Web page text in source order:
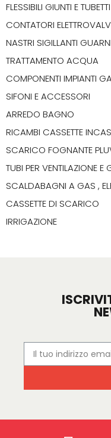
FLESSIBILI GIUNTI E
CONTATORI
NASTRI SIGILLANTI
TRATTAMENTO ACQUA
COMPONENTI IMPIANTI
SIFONI E ACCESSORI
ARREDO BAGNO
RICAMBI CASSETTE
SCARICO FOGNANTE
TUBI PER VENTILAZIONE E
SCALDABAGNI A GAS ,
CASSETTE DI SCARICO
IRRIGAZIONE